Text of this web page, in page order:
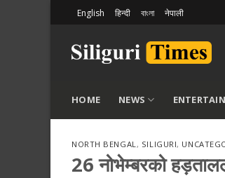
content
English हिन्दी বাংলা नेपाली
HOME NEWS
NORTH BENGAL, SILIGURI,
26 नोभेम्बरको